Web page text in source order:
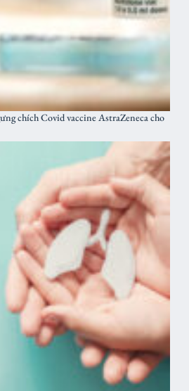
chích Covid vaccine AstraZeneca cho